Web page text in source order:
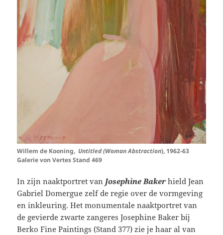
Willem de Kooning, Untitled (Woman Abstraction), 1962-63
Galerie von Vertes Stand 469
In zijn naaktportret van Josephine Bakerhield Jean
Gabriel Domergue zelf de regie over de vormgeving
en inkleuring. Het monumentale naaktportret van
de gevierde zwarte zangeres Josephine Baker bij
Berko Fine Paintings (Stand 377) zie je haar al van